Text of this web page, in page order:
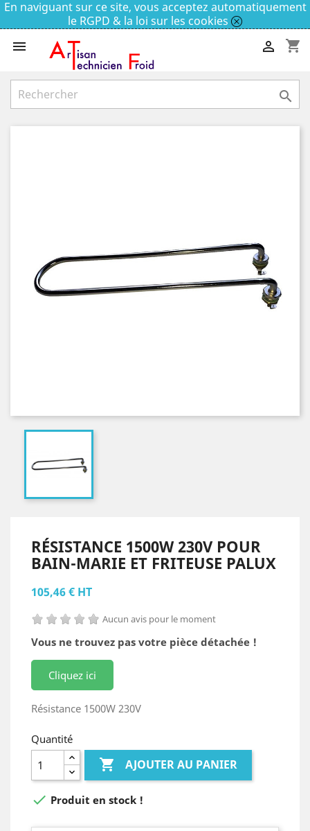
En naviguant sur ce site, vous acceptez automatiquement
le RGPD & la loi sur les cookies
 shopping_cart


RÉSISTANCE 1500W 230V POUR
BAIN-MARIE ET FRITEUSE PALUX
105,46 € HT
Aucun avis pour le moment
Vous ne trouvez pas votre pièce détachée !
Cliquez ici
Résistance 1500W 230V
Quantité
 AJOUTER AU PANIER
 Produit en stock !